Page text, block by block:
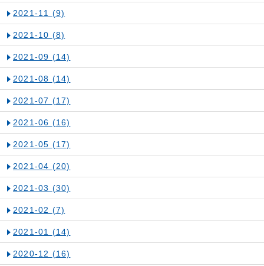
2021-11 (9)
2021-10 (8)
2021-09 (14)
2021-08 (14)
2021-07 (17)
2021-06 (16)
2021-05 (17)
2021-04 (20)
2021-03 (30)
2021-02 (7)
2021-01 (14)
2020-12 (16)